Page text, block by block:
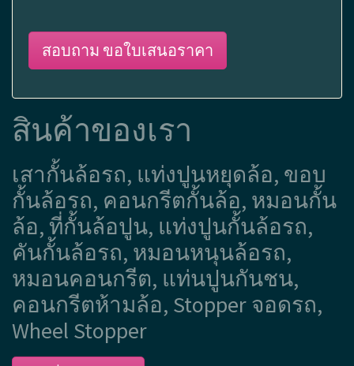
สอบถาม ขอใบเสนอราคา
สินค้าของเรา
เสากั้นล้อรถ, แท่งปูนหยุดล้อ, ขอบ
กั้นล้อรถ, คอนกรีตกั้นล้อ, หมอนกั้น
ล้อ, ที่กั้นล้อปูน, แท่งปูนกั้นล้อรถ,
คันกั้นล้อรถ, หมอนหนุนล้อรถ,
หมอนคอนกรีต, แท่นปูนกันชน,
คอนกรีตห้ามล้อ, Stopper จอดรถ,
Wheel Stopper